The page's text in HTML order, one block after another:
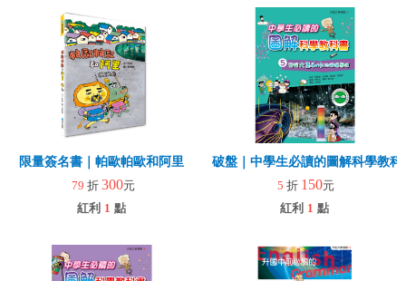
限量簽名書｜帕歐帕歐和阿里
79 折 300元
紅利 1 點
破盤｜中學生必讀的圖解科學教
5 折 150元
紅利 1 點